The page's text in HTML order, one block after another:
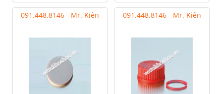
091.448.8146 - Mr. Kiên 091.448.8146 - Mr. Kiên